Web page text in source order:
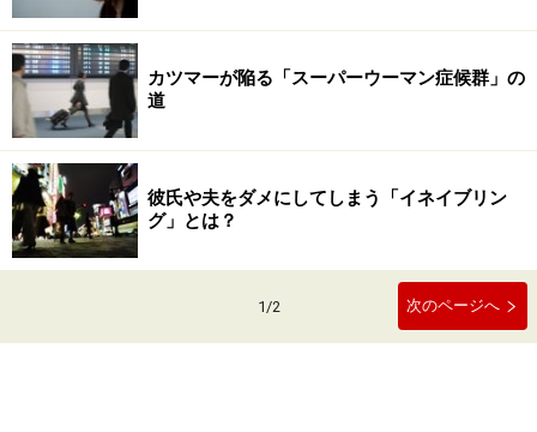
カツマーが陥る「スーパーウーマン症候群」の
道
彼氏や夫をダメにしてしまう「イネイブリン
グ」とは？
1/2 次のページへ